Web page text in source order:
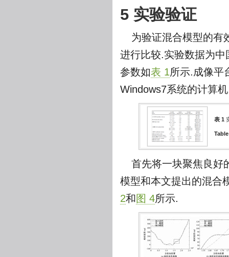
5 实验验证
为验证混合模型的有
进行比较.实验数据为
参数如表 1所示.成像平
Windows7系统的计算
表 1
首先将一块聚焦良好
模型和本文提出的混合
2和 图 4所示.